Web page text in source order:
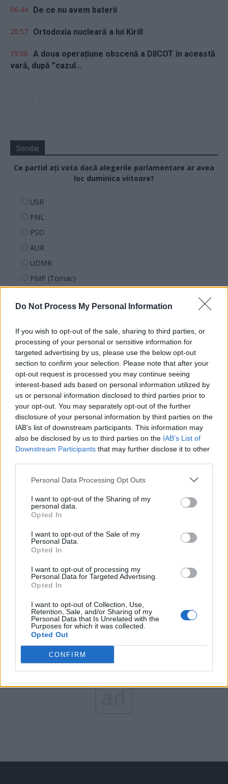
Do Not Process My Personal Information
If you wish to opt-out of the sale, sharing to third parties, or
processing of your personal or sensitive information for
targeted advertising by us, please use the below opt-out
section to confirm your selection. Please note that after your
opt-out request is processed you may continue seeing
interest-based ads based on personal information utilized by
us or personal information disclosed to third parties prior to
your opt-out. You may separately opt-out of the further
disclosure of your personal information by third parties on the
IAB’s list of downstream participants. This information may
also be disclosed by us to third parties on the IAB’s List of
Downstream Participants that may further disclose it to other
Personal Data Processing Opt Outs
I want to opt-out of the Sharing of my
personal data.
Opted In
I want to opt-out of the Sale of my
Personal Data.
Opted In
I want to opt-out of processing my
Personal Data for Targeted Advertising.
Opted In
I want to opt-out of Collection, Use,
Retention, Sale, and/or Sharing of my
Personal Data that Is Unrelated with the
Purposes for which it was collected.
Opted Out
CONFIRM
06.44 De ce nu avem baterii
20.57 Ortodoxia nucleară a lui Kirill
19.06 A doua operațiune obscenă a DIICOT în această
vară, după ”cazul...
Sondaj
Ce partid ați vota dacă alegerile parlamentare ar avea
loc duminica viitoare?
USR
PNL
PSD
AUR
UDMR
PMP (Tomac)
PNȚMM
SENS
SOS (Șoșoacă)
POT (Gavrilă)
PACE (Peia)
Acțiunea Conservatoare (Târziu)
PDF (Lazarus)
PUSL (D. Voiculescu)
PNȚCD (Pavelescu)
PNCR (Terheș)
Partidul Patrioților (Surugiu)
România pe Primul Loc (Ponta)
Arhiva sondajelor